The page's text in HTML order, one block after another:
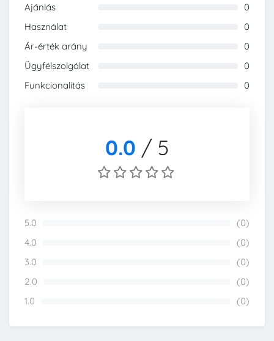
Ajánlás
0
Használat
0
Ár-érték arány
0
Ügyfélszolgálat
0
Funkcionalitás
0
0.0 / 5
5.0
(0)
4.0
(0)
3.0
(0)
2.0
(0)
1.0
(0)